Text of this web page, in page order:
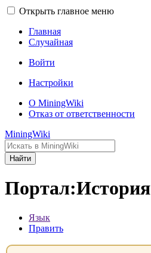
Открыть главное меню
Главная
Случайная
Войти
Настройки
О MiningWiki
Отказ от ответственности
MiningWiki
Найти
Портал:История
Язык
Править